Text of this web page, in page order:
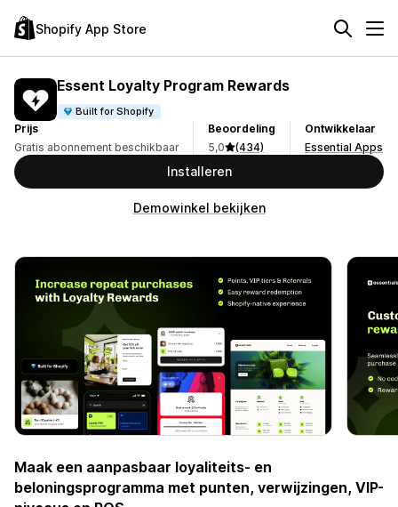
Shopify App Store
Essent Loyalty Program Rewards
Built for Shopify
Prijs
Gratis abonnement beschikbaar
Beoordeling
5,0
(434)
Ontwikkelaar
Essential Apps
Installeren
Demowinkel bekijken
Maak een aanpasbaar loyaliteits- en
beloningsprogramma met punten, verwijzingen, VIP-